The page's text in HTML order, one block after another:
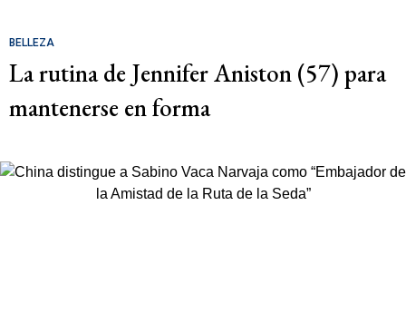
BELLEZA
La rutina de Jennifer Aniston (57) para
mantenerse en forma